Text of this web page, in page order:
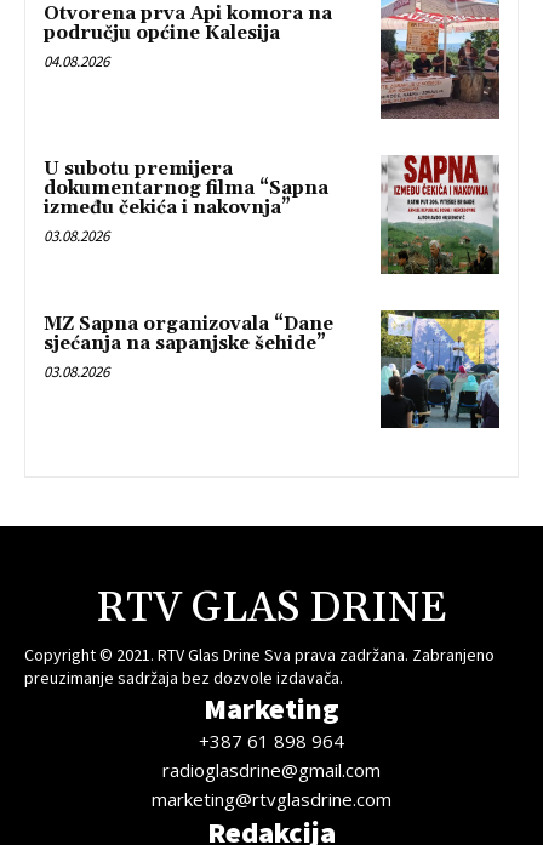
Otvorena prva Api komora na
području općine Kalesija
04.08.2026
U subotu premijera
dokumentarnog filma “Sapna
između čekića i nakovnja”
03.08.2026
MZ Sapna organizovala “Dane
sjećanja na sapanjske šehide”
03.08.2026
RTV GLAS DRINE
Copyright © 2021. RTV Glas Drine Sva prava zadržana. Zabranjeno
preuzimanje sadržaja bez dozvole izdavača.
Marketing
+387 61 898 964
radioglasdrine@gmail.com
marketing@rtvglasdrine.com
Redakcija